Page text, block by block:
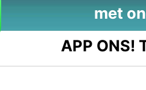
met
APP ONS!